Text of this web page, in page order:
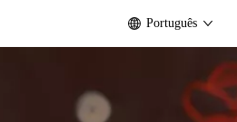
Português